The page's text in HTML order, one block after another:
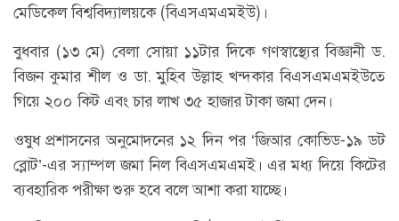
মেডিকেল বিশ্ববিদ্যালয়কে (বিএসএমএমইউ)।
বুধবার (১৩ মে) বেলা সোয়া ১১টার দিকে গণস্বাস্থ্যের বিজ্ঞানী ড.
বিজন কুমার শীল ও ডা. মুহিব উল্লাহ খন্দকার বিএসএমএমইউতে
গিয়ে ২০০ কিট এবং চার লাখ ৩৫ হাজার টাকা জমা দেন।
ওষুধ প্রশাসনের অনুমোদনের ১২ দিন পর ‘জিআর কোভিড-১৯ ডট
ব্লোট’-এর স্যাম্পল জমা নিল বিএসএমএমই। এর মধ্য দিয়ে কিটের
ব্যবহারিক পরীক্ষা শুরু হবে বলে আশা করা যাচ্ছে।